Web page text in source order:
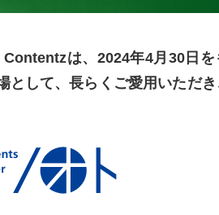
は、2024年4月30日を
として、長らくご愛用いただ